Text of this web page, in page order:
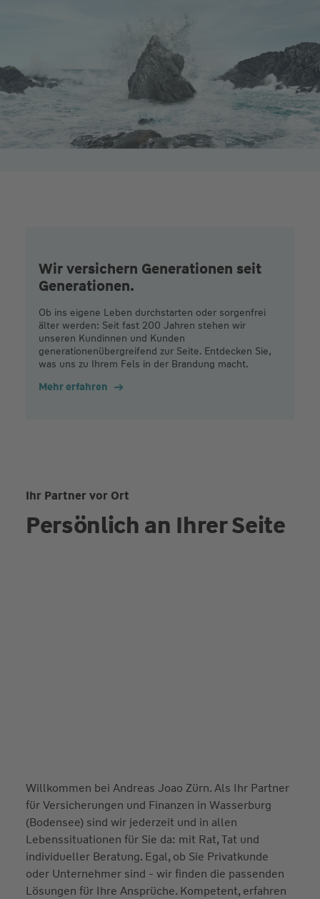
Wir versichern Generationen seit
Generationen.
Ob ins eigene Leben durchstarten oder sorgenfrei
älter werden: Seit fast 200 Jahren stehen wir
unseren Kundinnen und Kunden
generationenübergreifend zur Seite. Entdecken Sie,
was uns zu Ihrem Fels in der Brandung macht.
Mehr erfahren
Ihr Partner vor Ort
Persönlich an Ihrer Seite
Willkommen bei Andreas Joao Zürn. Als Ihr Partner
für Versicherungen und Finanzen in Wasserburg
(Bodensee) sind wir jederzeit und in allen
Lebenssituationen für Sie da: mit Rat, Tat und
individueller Beratung. Egal, ob Sie Privatkunde
oder Unternehmer sind - wir finden die passenden
Lösungen für Ihre Ansprüche. Kompetent, erfahren